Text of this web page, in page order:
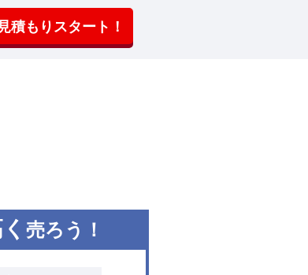
見積もりスタート！
売ろう！